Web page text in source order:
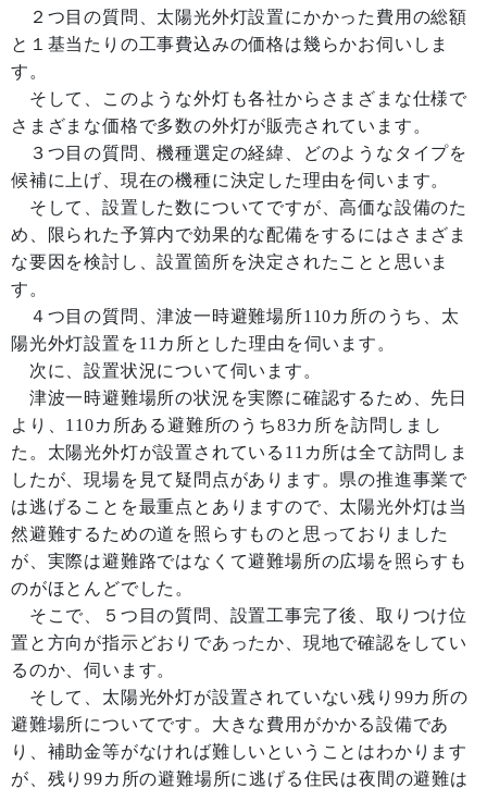
２つ目の質問、太陽光外灯設置にかかった費用の総額
と１基当たりの工事費込みの価格は幾らかお伺いしま
す。
そして、このような外灯も各社からさまざまな仕様で
さまざまな価格で多数の外灯が販売されています。
３つ目の質問、機種選定の経緯、どのようなタイプを
候補に上げ、現在の機種に決定した理由を伺います。
そして、設置した数についてですが、高価な設備のた
め、限られた予算内で効果的な配備をするにはさまざま
な要因を検討し、設置箇所を決定されたことと思いま
す。
４つ目の質問、津波一時避難場所110カ所のうち、太
陽光外灯設置を11カ所とした理由を伺います。
次に、設置状況について伺います。
津波一時避難場所の状況を実際に確認するため、先日
より、110カ所ある避難所のうち83カ所を訪問しまし
た。太陽光外灯が設置されている11カ所は全て訪問しま
したが、現場を見て疑問点があります。県の推進事業で
は逃げることを最重点とありますので、太陽光外灯は当
然避難するための道を照らすものと思っておりました
が、実際は避難路ではなくて避難場所の広場を照らすも
のがほとんどでした。
そこで、５つ目の質問、設置工事完了後、取りつけ位
置と方向が指示どおりであったか、現地で確認をしてい
るのか、伺います。
そして、太陽光外灯が設置されていない残り99カ所の
避難場所についてです。大きな費用がかかる設備であ
り、補助金等がなければ難しいということはわかります
が、残り99カ所の避難場所に逃げる住民は夜間の避難は